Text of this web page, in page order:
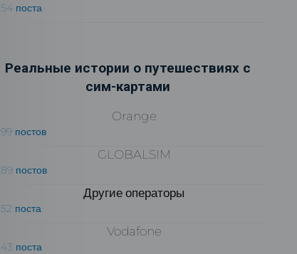
54 поста
Реальные истории о путешествиях с
сим-картами
Orange
99 постов
GLOBALSIM
89 постов
Другие операторы
52 поста
Vodafone
43 поста